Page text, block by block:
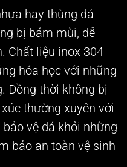
hay thùng đá
bị bám mùi, dễ
Chất liệu inox 304
hóa học với những
Đồng thời không bị
thường xuyên với
vệ đá khỏi những
bảo an toàn vệ sinh